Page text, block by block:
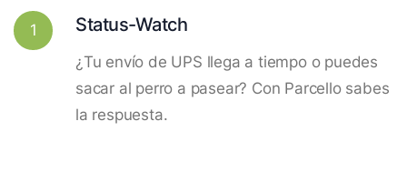
1 Status-Watch
¿Tu envío de UPS llega a tiempo o puedes
sacar al perro a pasear? Con Parcello sabes
la respuesta.